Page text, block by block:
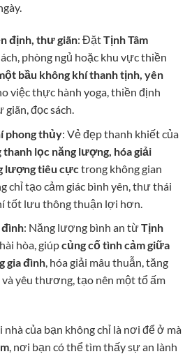
định, thư giãn: ĐặtTịnh Tâm
phòng ngủ hoặc khu vực thiền
bầu không khí thanh tịnh, yên
việc thực hành yoga, thiền định
đọc sách.
phong thủy: Vẻ đẹp thanh khiết của
thanh lọc năng lượng, hóa giải
lượng tiêu cực trong không gian
chỉ tạo cảm giác bình yên, thư thái
tốt lưu thông thuận lợi hơn.
đình: Năng lượng bình an từTịnh
hòa, giúpcủng cố tình cảm giữa
gia đình, hóa giải mâu thuẫn, tăng
yêu thương, tạo nên một tổ ấm
nhà của bạn không chỉ là nơi để ở mà
, nơi bạn có thể tìm thấy sự an lành